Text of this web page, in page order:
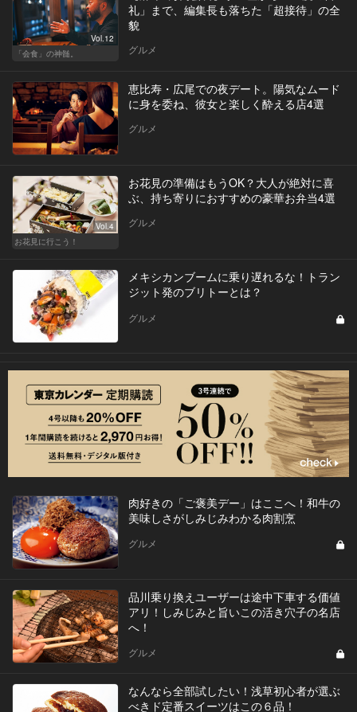
Vol.12
「会食」の神髄。
礼」まで、編集長も落ちた「超接待」の全
貌
グルメ
恵比寿・広尾での夜デート。陽気なムード
に身を委ね、彼女と楽しく酔える店4選
グルメ
Vol.4
お花見に行こう！
お花見の準備はもうOK？大人が絶対に喜
ぶ、持ち寄りにおすすめの豪華お弁当4選
グルメ
メキシカンブームに乗り遅れるな！トラン
ジット発のブリトーとは？
グルメ
肉好きの「ご褒美デー」はここへ！和牛の
美味しさがしみじみわかる肉割烹
グルメ
品川乗り換えユーザーは途中下車する価値
アリ！しみじみと旨いこの活き穴子の名店
へ！
グルメ
なんなら全部試したい！浅草初心者が選ぶ
べきド定番スイーツはこの６品！